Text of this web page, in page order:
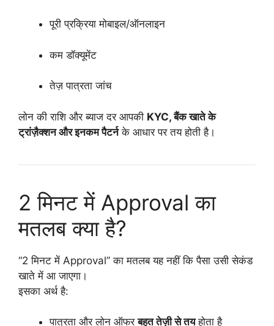
पूरी प्रक्रिया मोबाइल/ऑनलाइन
कम डॉक्यूमेंट
तेज़ पात्रता जांच
लोन की राशि और ब्याज दर आपकी KYC, बैंक खाते के
ट्रांज़ैक्शन और इनकम पैटर्नके आधार पर तय होती है।
2 मिनट में Approval का
मतलब क्या है?
“2 मिनट में Approval” का मतलब यह नहीं कि पैसा उसी सेकंड
खाते में आ जाएगा।
इसका अर्थ है:
पात्रता और लोन ऑफरबहुत तेज़ी से तयहोता है